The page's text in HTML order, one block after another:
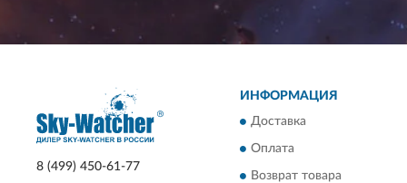
8 (499) 450-61-77
ИНФОРМАЦИЯ
Доставка
Оплата
Возврат товара